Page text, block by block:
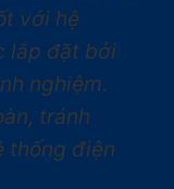
với hệ
lắp đặt bởi
nghiệm.
tránh
thống điện